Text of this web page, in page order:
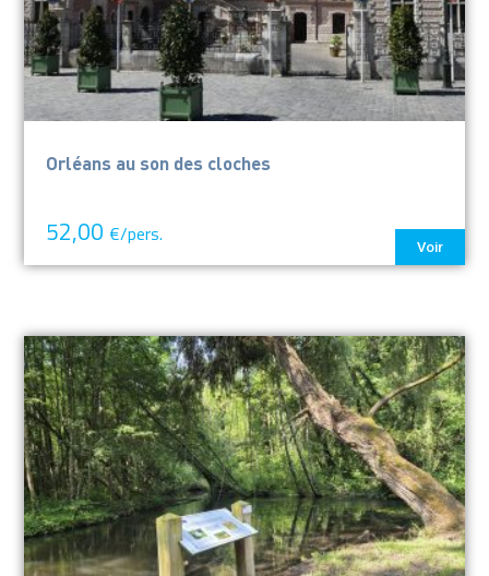
Orléans au son des cloches
52,00 €/pers.
Voir